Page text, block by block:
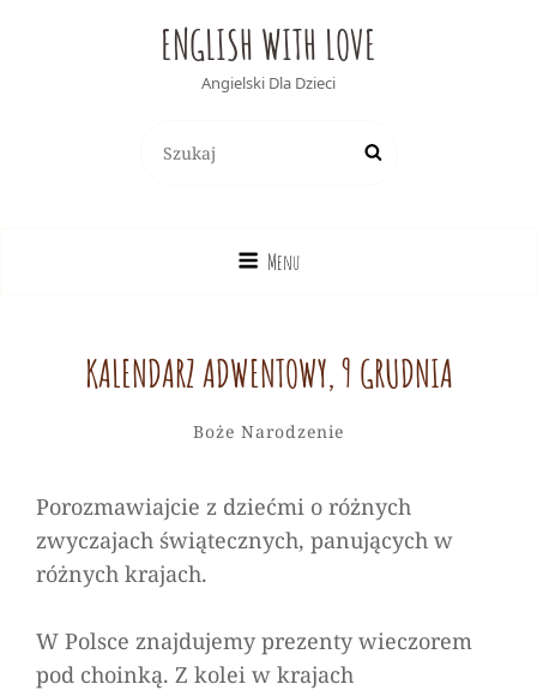
ENGLISH WITH LOVE
Angielski Dla Dzieci
for:
Search
Menu
KALENDARZ ADWENTOWY, 9 GRUDNIA
Categories
Boże NarodzenieBy
Halina
Leave
comment
on
Kalendarz
grudnia
Porozmawiajcie z dziećmi o różnych
zwyczajach świątecznych, panujących w
różnych krajach.
W Polsce znajdujemy prezenty wieczorem
pod choinką. Z kolei w krajach